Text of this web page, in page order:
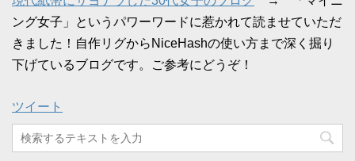
ング女子」というパワーワードに惹かれて読ませていただ
きました！自作リグからNiceHashの使い方まで深く掘り
下げているブログです。ご参考にどうぞ！
ツイート